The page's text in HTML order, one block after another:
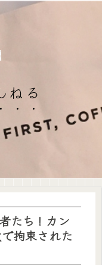
ねる
たち！カン
拘束された